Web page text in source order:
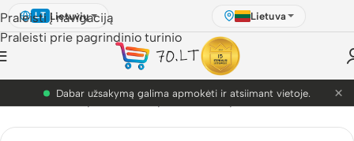
Praleisti į navigaciją
Praleisti prie pagrindinio turinio
LT Lietuvių Lietuva
PETG akcija! Dabar nuo 9.99€. ×
Pasaulis /3D Spausdinimo plastikai/3D plastikai /PETG